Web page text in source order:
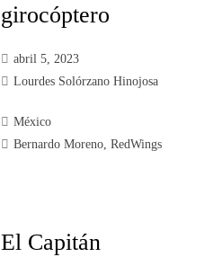
girocóptero
abril 5, 2023
Lourdes Solórzano Hinojosa
México
Bernardo Moreno, RedWings
El Capitán